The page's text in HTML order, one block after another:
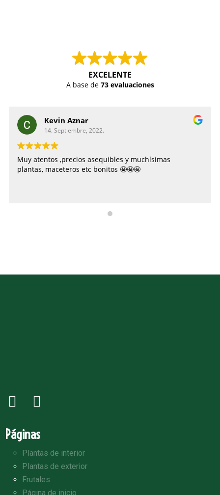
EXCELENTE
A base de 73 evaluaciones
Kevin Aznar
14. Septiembre, 2022.
Muy atentos ,precios asequibles y muchísimas
plantas, maceteros etc bonitos 🤩🤩🤩
Páginas
Plantas de interior
Plantas de exterior
Frutales
Página de inicio